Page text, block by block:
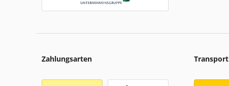
Zahlungsarten Transport